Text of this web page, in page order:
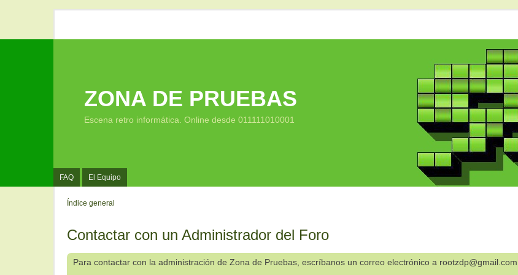
FAQ El Equipo
ZONA DE PRUEBAS
Escena retro informática. Online desde 011111010001
Índice general
Contactar con un Administrador del Foro
Para contactar con la administración de Zona de Pruebas, escríbanos un correo electrónico a rootzdp@gmail.com .